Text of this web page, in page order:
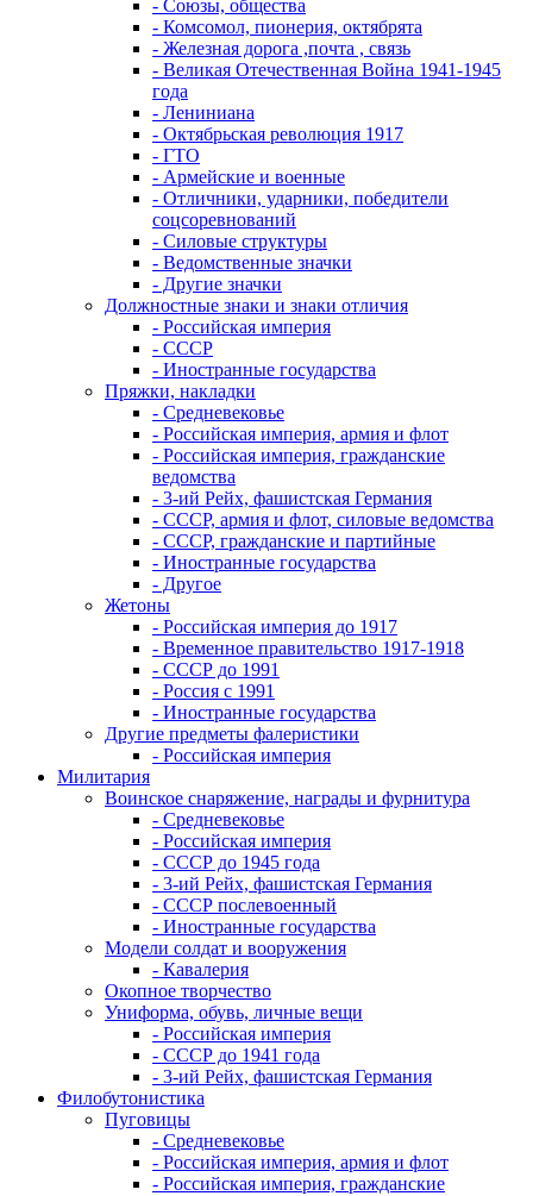
- Союзы, общества
- Комсомол, пионерия, октябрята
- Железная дорога ,почта , связь
- Великая Отечественная Война 1941-1945
года
- Лениниана
- Октябрьская революция 1917
- ГТО
- Армейские и военные
- Отличники, ударники, победители
соцсоревнований
- Силовые структуры
- Ведомственные значки
- Другие значки
Должностные знаки и знаки отличия
- Российская империя
- СССР
- Иностранные государства
Пряжки, накладки
- Средневековье
- Российская империя, армия и флот
- Российская империя, гражданские
ведомства
- 3-ий Рейх, фашистская Германия
- СССР, армия и флот, силовые ведомства
- СССР, гражданские и партийные
- Иностранные государства
- Другое
Жетоны
- Российская империя до 1917
- Временное правительство 1917-1918
- СССР до 1991
- Россия с 1991
- Иностранные государства
Другие предметы фалеристики
- Российская империя
Милитария
Воинское снаряжение, награды и фурнитура
- Средневековье
- Российская империя
- СССР до 1945 года
- 3-ий Рейх, фашистская Германия
- СССР послевоенный
- Иностранные государства
Модели солдат и вооружения
- Кавалерия
Окопное творчество
Униформа, обувь, личные вещи
- Российская империя
- СССР до 1941 года
- 3-ий Рейх, фашистская Германия
Филобутонистика
Пуговицы
- Средневековье
- Российская империя, армия и флот
- Российская империя, гражданские